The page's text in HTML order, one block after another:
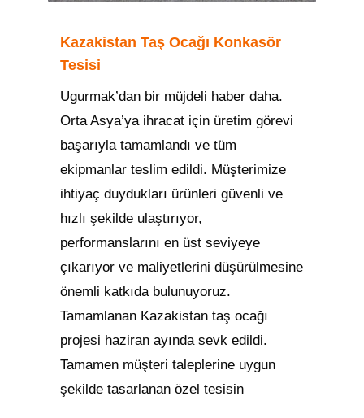
Kazakistan Taş Ocağı Konkasör
Tesisi
Ugurmak’dan bir müjdeli haber daha.
Orta Asya’ya ihracat için üretim görevi
başarıyla tamamlandı ve tüm
ekipmanlar teslim edildi. Müşterimize
ihtiyaç duydukları ürünleri güvenli ve
hızlı şekilde ulaştırıyor,
performanslarını en üst seviyeye
çıkarıyor ve maliyetlerini düşürülmesine
önemli katkıda bulunuyoruz.
Tamamlanan Kazakistan taş ocağı
projesi haziran ayında sevk edildi.
Tamamen müşteri taleplerine uygun
şekilde tasarlanan özel tesisin